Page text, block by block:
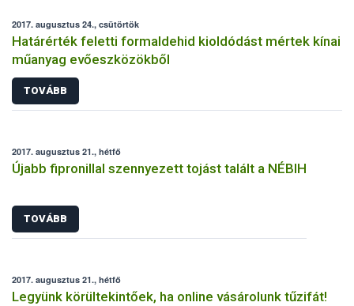
2017. augusztus 24., csütörtök
Határérték feletti formaldehid kioldódást mértek kínai
műanyag evőeszközökből
TOVÁBB
2017. augusztus 21., hétfő
Újabb fipronillal szennyezett tojást talált a NÉBIH
TOVÁBB
2017. augusztus 21., hétfő
Legyünk körültekintőek, ha online vásárolunk tűzifát!